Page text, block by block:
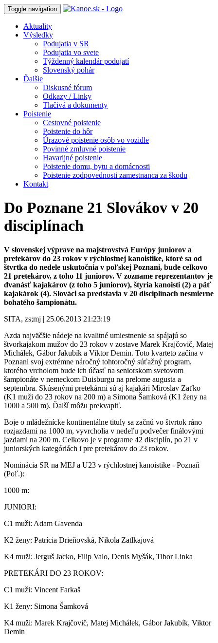
Toggle navigation
Aktuality
Výsledky
Podujatia v SR
Podujatia vo svete
Týždenný kalendár podujatí
Slovenský pohár
Ďalšie
Diskusné fórum
Odkazy / Linky
Tlačivá a dokumenty
Poistenie
Cestovné poistenie
Poistenie do hôr
Úrazové poistenie osôb vo vozidle
Povinné zmluvné poistenie
Havarijné poistenie
Poistenie domu, bytu a domácnosti
Poistenie zodpovednosti zamestnanca za škodu
Kontakt
Do Poznane 21 Slovákov v 20
disciplínach
V slovenskej výprave na majstrovstvá Európy juniorov a
pretekárov do 23 rokov v rýchlostnej kanoistike, ktoré sa od
štvrtka do nedele uskutočnia v poľskej Poznani, bude celkovo
21 pretekárov, z toho 11 juniorov. V zozname reprezentantov je
dvanásť kajakárov (z toho 5 juniorov), štyria kanoisti (2) a päť
kajakárok (4). Slováci sa predstavia v 20 disciplínach nesmierne
bohatého šampionátu.
SITA, zs;mj | 25.06.2013 21:23:19
Azda najväčšie nádeje na kvalitné umiestnenie sa spájajú so
štvorkajakom mužov do 23 rokov v zostave Marek Krajčovič, Matej
Michálek, Gábor Jakubík a Viktor Demin. Toto kvarteto začína v
Poznani svoj extrémne náročný tohtoročný súťažný program,
ktorého vrcholom bude ich účasť na seniorskom svetovom
šampionáte v nemeckom Duisburgu na prelome augusta a
septembra. Skúsenými pretekármi sú aj kajakári Miroslav Zaťko
(K1 muži do 23 rokov na 200 m) a Simona Šamková (K1 ženy na
1000 a 500 m). Ďalší môžu prekvapiť.
Boje o mládežnícke kontinentálne tituly sa začnú vo štvrtok ráno
rozjazdami na 1000 m, vyvrcholia v nedeľu podvečer finálovými
jazdami na 200 m. Celkovo je v programe 42 disciplín, po 21 v
juniorských kategóriách i pre pretekárov do 23 rokov.
Nominácia SR na MEJ a U23 v rýchlostnej kanoistike - Poznaň
(Poľ.):
1000 m:
JUNIORI:
C1 muži: Adam Gavenda
K2 ženy: Patrícia Drieňovská, Nikola Zatlkajová
K4 muži: Jerguš Jacko, Filip Valo, Denis Myšák, Tibor Linka
PRETEKÁRI DO 23 ROKOV:
C1 muži: Vincent Farkaš
K1 ženy: Simona Šamková
K4 muži: Marek Krajčovič, Matej Michálek, Gábor Jakubík, Viktor
Demin